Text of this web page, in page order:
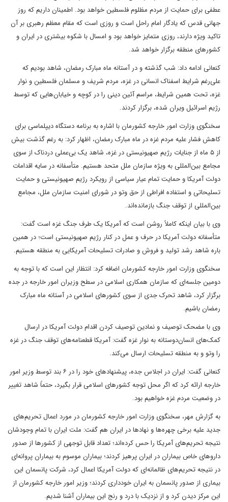
عطفی برای حمایت از مردم مظلوم فلسطین خواهد بود. اطمینان داریم که روز
جهانی قدس که یادگار امام راحل است و روزی است که مقام معظم رهبری بر آن
تاکید ویژه دارند، روزی متمایز خواهد بود و امسال با شکوه بیشتری در ایران و
کشورهای منطقه برگزار خواهد شد.
کنعانی ادامه داد: شب گذشته و در آستانه ماه مبارک رمضان، شاهد بودیم که
علی‌رغم شرایط اسفناک انسانی در غزه، مردم شریف و مسلمان فلسطین و نوار
غزه، تحت همین شرایط، مراسم آئین دینی را در کوچه و خیابان‌هایی که توسط
رژیم اسرائیل ویران شده، برگزار کردند.
سخنگوی وزارت امور خارجه کشورمان با اشاره به برنامه دستگاه دیپلماسی برای
کاهش فشار علیه مردم غزه در ماه مبارک رمضان، اظهار کرد: به رغم گذشت بیش
از ۵ ماه از جنایات رژیم صهیونیستی در غزه، شاهد یک بی‌عملی دردناک از سوی
مجامع بین‌المللی به ویژه سازمان ملل متحد هستیم. متأسفانه در سایه اقدامات
دولت آمریکا و حمایت تمام عیار سیاسی از رویکرد رژیم صهیونیستی و حمایت
تسلیحاتی و استفاده افراطی از حق وتو در شورای امنیت سازمان ملل، مجامع
بین‌المللی از توقف جنگ بازمانده‌اند.
وی با بیان اینکه کاملاً روشن است که آمریکا یک طرف جنگ غزه است گفت:
متأسفانه دولت آمریکا در حرف و عمل در کنار رژیم صهیونیستی است؛ در همین
باره شاهد رشد تولید و فروش و صادرات تسلیحات آمریکایی به منطقه هستیم.
سخنگوی وزارت امور خارجه کشورمان اضافه کرد: انتظار این است که با توجه به
دومین جلسه‌ای که سازمان همکاری اسلامی در سطح وزیران امور خارجه در جده
برگزار کرد، شاهد تحرک جدی از سوی کشورهای اسلامی در آستانه ماه مبارک
رمضان باشیم.
وی با مضحک توصیف و نمادین توصیف کردن اقدام دولت آمریکا در ارسال
کمک‌های انسان‌دوستانه به نوار غزه گفت: آمریکا قطعنامه‌های توقف جنگ در غزه
را وتو و به منطقه تسلیحات ارسال می‌کند.
کنعانی گفت: ایران در اجلاس جده، پیشنهادهای خود را در ۶ بند توسط وزیر امور
خارجه ارائه کرد که اگر محل توجه کشورهای اسلامی قرار بگیرد، حتماً شاهد تغییر
در وضعیت مردم غزه خواهیم بود.
به گزارش مهر، سخنگوی وزارت امور خارجه کشورمان در مورد اعمال تحریم‌های
جدید علیه برخی چهره‌ها و نهادها در ایران هم گفت: ملت ایران با تمام وجودشان
نتیجه تحریم‌های آمریکا را حس کرده‌اند؛ تعداد قابل توجهی از کشورها از صدور
داروهای خاص بیماران در ایران پرهیز کردند؛ بیماران موسوم به بیماران پروانه‌ای
در نتیجه تحریم‌های ظالمانه‌ای که دولت آمریکا اعمال کرد، شرکت پانسمان این
بیماری از صدور پانسمان به ایران خودداری کردند؛ وزیر امور خارجه کشورمان از
این مرکز دیدن کرد و از نزدیک با درد و رنج این بیماران آشنا شدیم.